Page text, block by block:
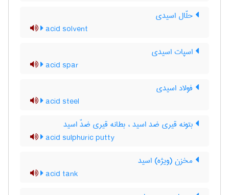
حلّال اسیدی
acid solvent
اسپات اسیدی
acid spar
فولاد اسیدی
acid steel
بتونه قیری ضد اسید ، بطانه قیری ضدّ اسید
acid sulphuric putty
مخزن (ویژه) اسید
acid tank